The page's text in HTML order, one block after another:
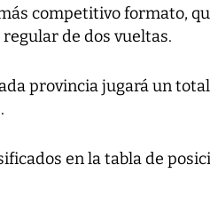
competitivo formato,
de dos vueltas.
provincia jugará un
en la tabla de